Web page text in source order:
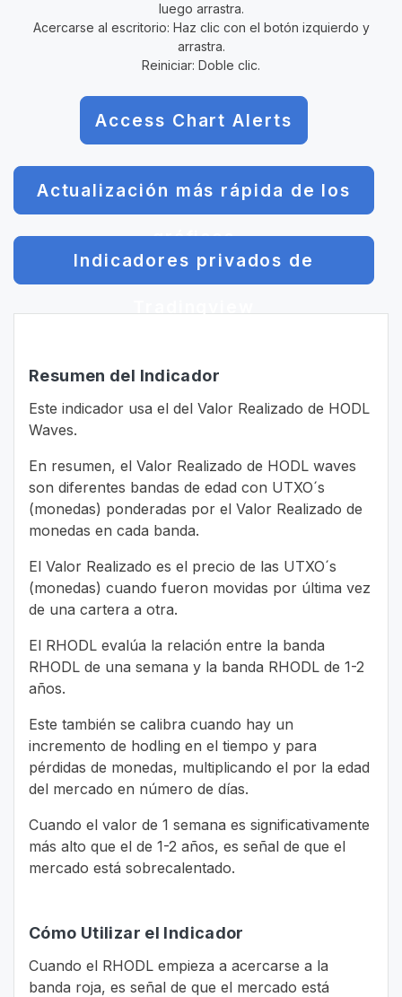
luego arrastra.
Acercarse al escritorio: Haz clic con el botón izquierdo y
arrastra.
Reiniciar: Doble clic.
Access Chart Alerts
Actualización más rápida de los
gráficos
Indicadores privados de
Resumen del Indicador
Este indicador usa el del Valor Realizado de HODL
Waves.
En resumen, el Valor Realizado de HODL waves
son diferentes bandas de edad con UTXO´s
(monedas) ponderadas por el Valor Realizado de
monedas en cada banda.
El Valor Realizado es el precio de las UTXO´s
(monedas) cuando fueron movidas por última vez
de una cartera a otra.
El RHODL evalúa la relación entre la banda
RHODL de una semana y la banda RHODL de 1-2
años.
Este también se calibra cuando hay un
incremento de hodling en el tiempo y para
pérdidas de monedas, multiplicando el por la edad
del mercado en número de días.
Cuando el valor de 1 semana es significativamente
más alto que el de 1-2 años, es señal de que el
mercado está sobrecalentado.
Cómo Utilizar el Indicador
Cuando el RHODL empieza a acercarse a la
banda roja, es señal de que el mercado está